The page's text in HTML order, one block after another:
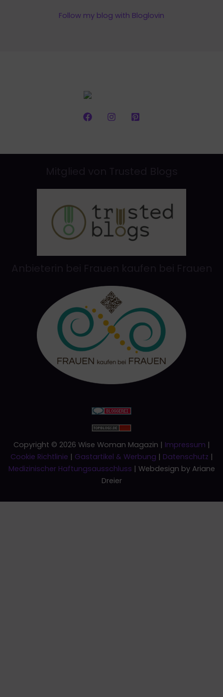
Follow my blog with Bloglovin
Copyright © 2026 Wise Woman Magazin | Impressum |
Cookie Richtlinie | Gastartikel & Werbung | Datenschutz |
Medizinischer Haftungsausschluss | Webdesign by Ariane
Dreier